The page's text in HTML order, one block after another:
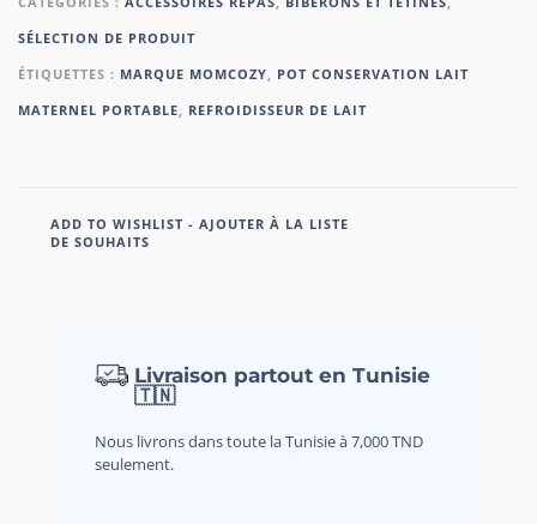
SÉLECTION DE PRODUIT
ÉTIQUETTES : MARQUE MOMCOZY
POT CONSERVATION LAIT
MATERNEL PORTABLE
REFROIDISSEUR DE LAIT
ADD TO WISHLIST - AJOUTER À LA LISTE
DE SOUHAITS
Livraison partout en Tunisie
🇹🇳
Nous livrons dans toute la Tunisie à 7,000 TND
seulement.